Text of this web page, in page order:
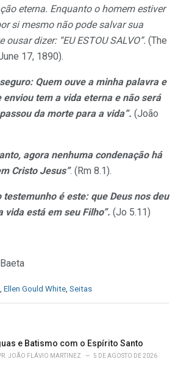
eterna. Enquanto o homem estiver
si mesmo não pode salvar sua
dizer: “EU ESTOU SALVO”. (The
17, 1890).
Quem ouve a minha palavra e
enviou tem a vida eterna e não será
da morte para a vida”. (João
agora nenhuma condenação há
Cristo Jesus”. (Rm 8.1).
testemunho é este: que Deus nos deu
vida está em seu Filho”. (Jo 5.11)
Ellen Gould White Seitas
e Batismo com o Espírito Santo
JOÃO FLÁVIO MARTINEZ 5 DE AGOSTO DE 2026